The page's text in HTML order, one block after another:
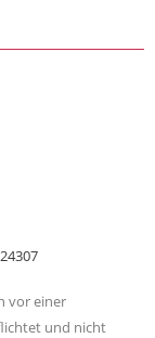
vor einer
und nicht